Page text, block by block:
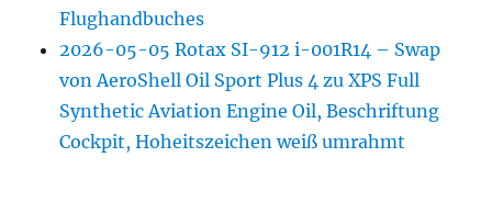
Flughandbuches
2026-05-05 Rotax SI-912 i-001R14 – Swap
von AeroShell Oil Sport Plus 4 zu XPS Full
Synthetic Aviation Engine Oil, Beschriftung
Cockpit, Hoheitszeichen weiß umrahmt